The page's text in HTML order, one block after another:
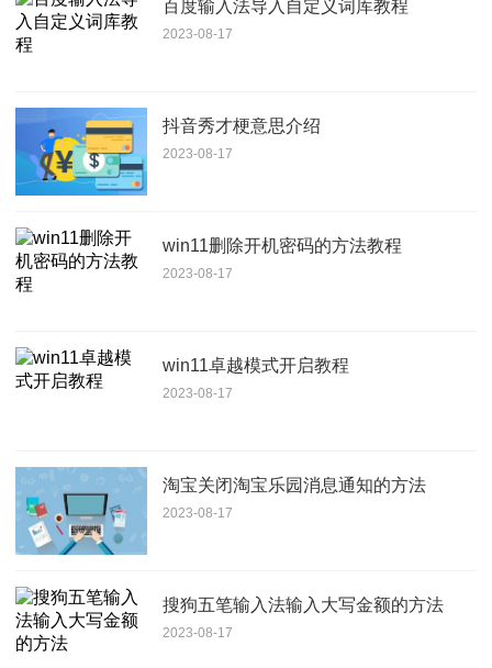
百度输入法导入自定义词库教程
2023-08-17
抖音秀才梗意思介绍
2023-08-17
win11删除开机密码的方法教程
2023-08-17
win11卓越模式开启教程
2023-08-17
淘宝关闭淘宝乐园消息通知的方法
2023-08-17
搜狗五笔输入法输入大写金额的方法
2023-08-17